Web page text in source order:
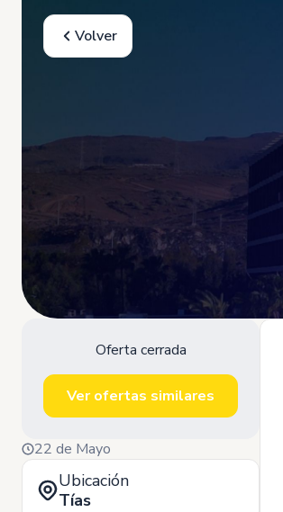
Volver
Oferta cerrada
Ver ofertas similares
22 de Mayo
Ubicación
Tías